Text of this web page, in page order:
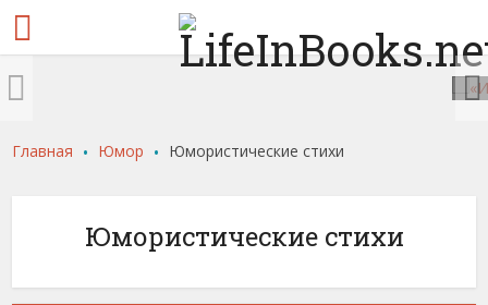
Иерусалима. Книга
странствий (сборник)»
Главная . Юмор . Юмористические стихи
Юмористические стихи